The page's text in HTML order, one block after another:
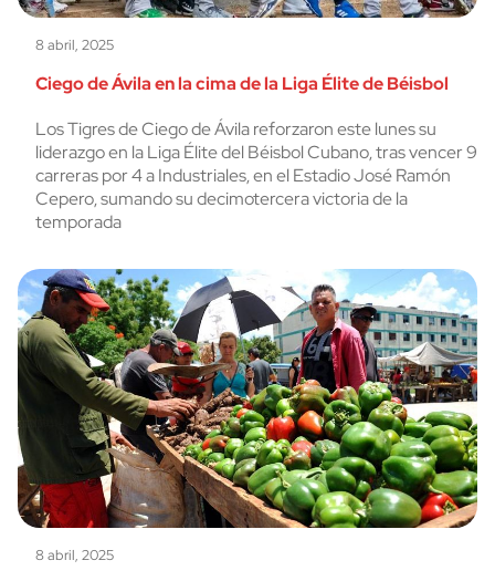
8 abril, 2025
Ciego de Ávila en la cima de la Liga Élite de Béisbol
Los Tigres de Ciego de Ávila reforzaron este lunes su
liderazgo en la Liga Élite del Béisbol Cubano, tras vencer 9
carreras por 4 a Industriales, en el Estadio José Ramón
Cepero, sumando su decimotercera victoria de la
temporada
8 abril, 2025